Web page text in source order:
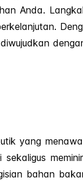
Anda.
yang
bahan